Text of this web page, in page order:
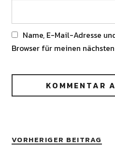
Name, E-Mail-Adresse
Browser für meinen
VORHERIGER BEITRAG